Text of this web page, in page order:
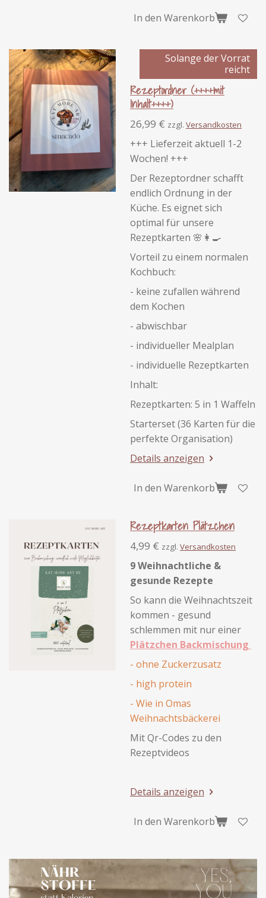
In den Warenkorb
Solange der Vorrat
reicht
Rezeptordner (++++mit
Inhalt++++)
26,99 € zzgl. Versandkosten
+++ Lieferzeit aktuell 1-2
Wochen! +++
Der Rezeptordner schafft
endlich Ordnung in der
Küche. Es eignet sich
optimal für unsere
Rezeptkarten 🌸👩‍🍳
Vorteil zu einem normalen
Kochbuch:
- keine zufallen während
dem Kochen
- abwischbar
- individueller Mealplan
- individuelle Rezeptkarten
Inhalt:
Rezeptkarten: 5 in 1 Waffeln
Starterset (36 Karten für die
perfekte Organisation)
Details anzeigen
In den Warenkorb
Rezeptkarten Plätzchen
4,99 € zzgl. Versandkosten
9 Weihnachtliche &
gesunde Rezepte
So kann die Weihnachtszeit
kommen - gesund
schlemmen mit nur einer
Plätzchen Backmischung
- ohne Zuckerzusatz
- high protein
- Wie in Omas
Weihnachtsbäckerei
Mit Qr-Codes zu den
Rezeptvideos
Details anzeigen
In den Warenkorb